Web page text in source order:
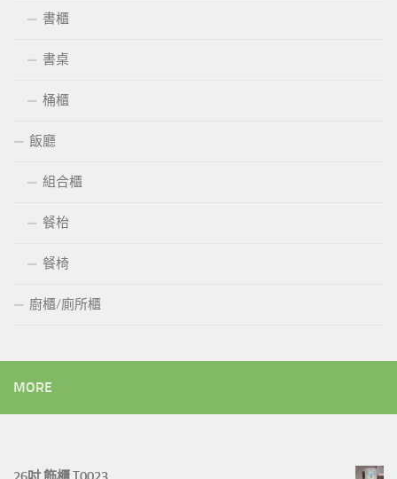
書櫃
書桌
桶櫃
飯廳
組合櫃
餐枱
餐椅
廚櫃/廁所櫃
MORE